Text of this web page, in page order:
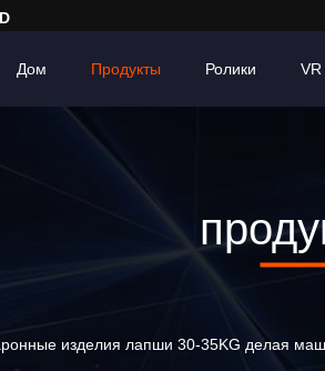
Дом Продукты Ролики
изделия лапши 30-35KG делая